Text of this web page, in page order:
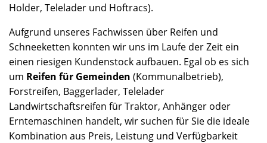
Holder, Telelader und Hoftracs).
Aufgrund unseres Fachwissen über Reifen und
Schneeketten konnten wir uns im Laufe der Zeit ein
einen riesigen Kundenstock aufbauen. Egal ob es sich
um Reifen für Gemeinden (Kommunalbetrieb),
Forstreifen, Baggerlader, Telelader
Landwirtschaftsreifen für Traktor, Anhänger oder
Erntemaschinen handelt, wir suchen für Sie die ideale
Kombination aus Preis, Leistung und Verfügbarkeit